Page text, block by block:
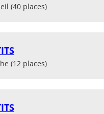
(40 places)
(12 places)